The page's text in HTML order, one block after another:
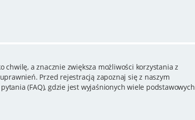
a znacznie zwiększa możliwości korzystania z
Przed rejestracją zapoznaj się z naszym
(FAQ), gdzie jest wyjaśnionych wiele podstawowych